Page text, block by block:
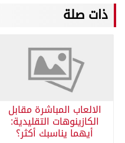
ذات صلة
الالعاب المباشرة مقابل
الكازينوهات التقليدية:
أيهما يناسبك أكثر؟